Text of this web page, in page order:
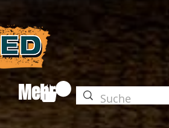
Mehr